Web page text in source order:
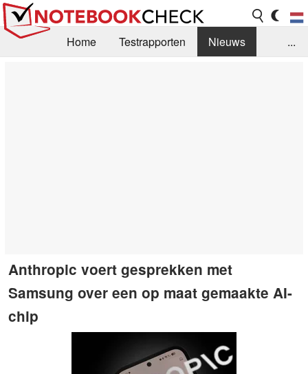
Home Testrapporten
Nieuws
...
Anthropic voert gesprekken met
Samsung over een op maat gemaakte AI-
chip